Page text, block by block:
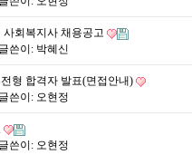
회복지사 채용공고
글쓴이: 박혜신
형 합격자 발표(면접안내)
글쓴이: 오현정
글쓴이: 오현정